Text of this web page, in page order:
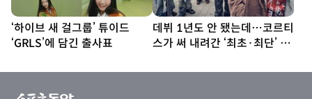
‘하이브 새 걸그룹’ 튜이드
‘GRLS’에 담긴 출사표
데뷔 1년도 안 됐는데…코르티
스가 써 내려간 ‘최초·최단’ 기